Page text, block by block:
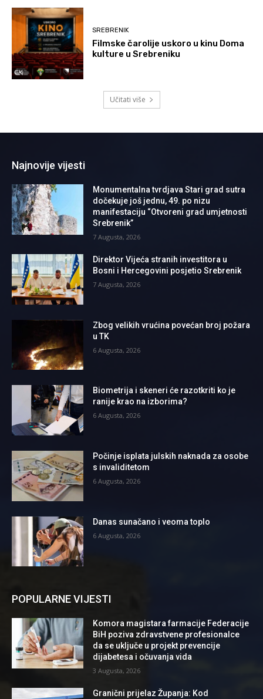
SREBRENIK
Filmske čarolije uskoro u kinu Doma
kulture u Srebreniku
Učitati više
Najnovije vijesti
Monumentalna tvrdjava Stari grad sutra
dočekuje još jednu, 49. po nizu
manifestaciju “Otvoreni grad umjetnosti
Srebrenik”
7 Augusta, 2026
Direktor Vijeća stranih investitora u
Bosni i Hercegovini posjetio Srebrenik
7 Augusta, 2026
Zbog velikih vrućina povećan broj požara
u TK
6 Augusta, 2026
Biometrija i skeneri će razotkriti ko je
ranije krao na izborima?
6 Augusta, 2026
Počinje isplata julskih naknada za osobe
s invaliditetom
6 Augusta, 2026
Danas sunačano i veoma toplo
6 Augusta, 2026
POPULARNE VIJESTI
Komora magistara farmacije Federacije
BiH poziva zdravstvene profesionalce
da se uključe u projekt prevencije
dijabetesa i očuvanja vida
3 Augusta, 2026
Granični prijelaz Županja: Kod